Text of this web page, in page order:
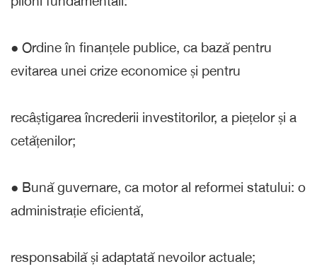
● Ordine în finanțele publice, ca bază pentru
evitarea unei crize economice și pentru
recâștigarea încrederii investitorilor, a piețelor și a
cetățenilor;
● Bună guvernare, ca motor al reformei statului: o
administrație eficientă,
responsabilă și adaptată nevoilor actuale;